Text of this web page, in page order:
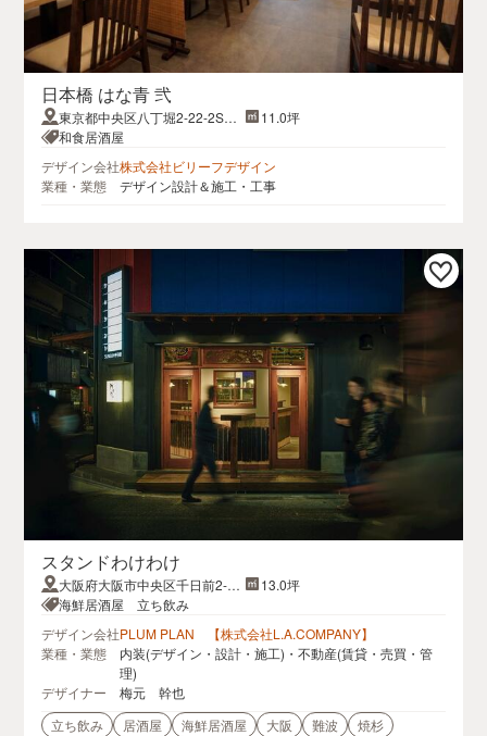
日本橋 はな青 弐
東京都中央区八丁堀2-22-2SEV
EN SEAS 1F
11.0坪
和食居酒屋
デザイン会社株式会社ビリーフデザイン
業種・業態
デザイン設計＆施工・工事
スタンドわけわけ
大阪府大阪市中央区千日前2-1-
9
13.0坪
海鮮居酒屋 立ち飲み
デザイン会社PLUM PLAN 【株式会社L.A.COMPANY】
業種・業態
内装(デザイン・設計・施工)・不動産(賃貸・売買・管
理)
デザイナー
梅元 幹也
立ち飲み
居酒屋 海鮮居酒屋 大阪 難波 焼杉